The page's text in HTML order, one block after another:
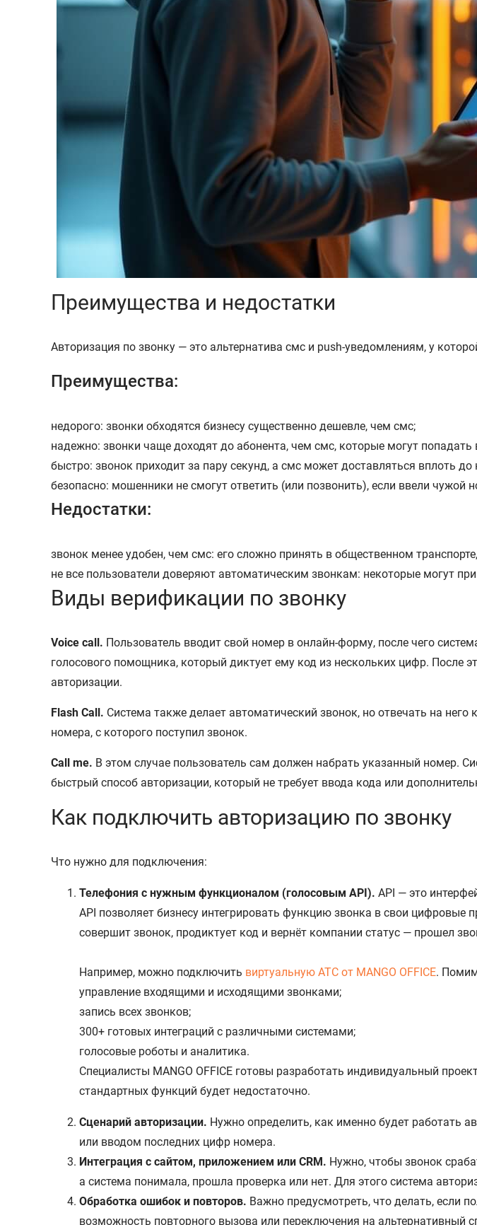
Преимущества и недостатки
Авторизация по звонку — это альтернатива смс и push-уведомлениям, у
Преимущества:
недорого: звонки обходятся бизнесу существенно дешевле, чем смс;
надежно: звонки чаще доходят до абонента, чем смс, которые могут попадать
быстро: звонок приходит за пару секунд, а смс может доставляться вплоть до
безопасно: мошенники не смогут ответить (или позвонить), если ввели чужой
Недостатки:
звонок менее удобен, чем смс: его сложно принять в общественном
не все пользователи доверяют автоматическим звонкам: некоторые могут
Виды верификации по звонку
Voice call. Пользователь вводит свой номер в онлайн-форму, после чего
голосового помощника, который диктует ему код из нескольких цифр. После
авторизации.
Flash Call. Система также делает автоматический звонок, но отвечать на
номера, с которого поступил звонок.
Call me. В этом случае пользователь сам должен набрать указанный номер.
быстрый способ авторизации, который не требует ввода кода или
Как подключить авторизацию по звонку
Что нужно для подключения:
Телефония с нужным функционалом (голосовым API). API — это
API позволяет бизнесу интегрировать функцию звонка в свои
совершит звонок, продиктует код и вернёт компании статус — прошел
Например, можно подключить виртуальную АТС от MANGO OFFICE.
управление входящими и исходящими звонками;
запись всех звонков;
300+ готовых интеграций с различными системами;
голосовые роботы и аналитика.
Специалисты MANGO OFFICE готовы разработать индивидуальный
стандартных функций будет недостаточно.
Сценарий авторизации. Нужно определить, как именно будет работать
или вводом последних цифр номера.
Интеграция с сайтом, приложением или CRM. Нужно, чтобы звонок
а система понимала, прошла проверка или нет. Для этого система
Обработка ошибок и повторов. Важно предусмотреть, что делать, если
возможность повторного вызова или переключения на альтернативный